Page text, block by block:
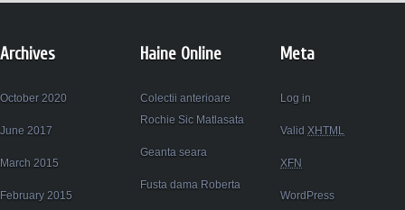
Archives
October 2020
June 2017
March 2015
February 2015
Haine Online
Colectii anterioare
Rochie Sic Matlasata
Geanta seara
Fusta dama Roberta
Meta
Log in
Valid XHTML
XFN
WordPress